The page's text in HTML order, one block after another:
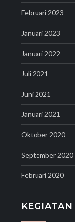
Februari 2023
Januari 2023
Januari 2022
Juli 2021
Juni 2021
Januari 2021
Oktober 2020
September 2020
Februari 2020
KEGIATAN